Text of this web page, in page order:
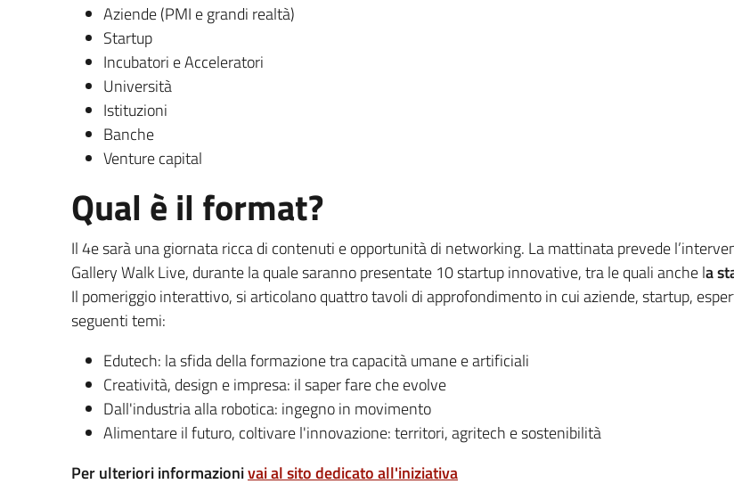
Aziende (PMI e grandi realtà)
Startup
Incubatori e Acceleratori
Università
Istituzioni
Banche
Venture capital
Qual è il format?
Il 4e sarà una giornata ricca di contenuti e opportunità di networking. La mattinata prevede
Gallery Walk Live, durante la quale saranno presentate 10 startup innovative, tra le quali anche la
Il pomeriggio interattivo, si articolano quattro tavoli di approfondimento in cui aziende, startup,
seguenti temi:
Edutech: la sfida della formazione tra capacità umane e artificiali
Creatività, design e impresa: il saper fare che evolve
Dall'industria alla robotica: ingegno in movimento
Alimentare il futuro, coltivare l'innovazione: territori, agritech e sostenibilità
Per ulteriori informazionivai al sito dedicato all'iniziativa